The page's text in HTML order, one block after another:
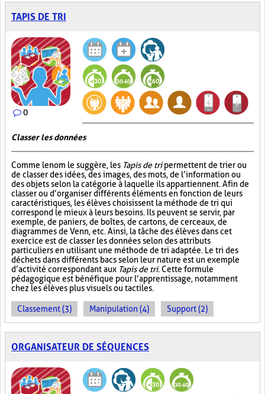
TAPIS DE TRI
0
Classer les données
Comme le nom le suggère, les Tapis de tripermettent de trier ou
de classer des idées, des images, des mots, de l’information ou
des objets selon la catégorie à laquelle ils appartiennent. Afin de
classer ou d’organiser différents éléments en fonction de leurs
caractéristiques, les élèves choisissent la méthode de tri qui
correspond le mieux à leurs besoins. Ils peuvent se servir, par
exemple, de paniers, de boîtes, de cartons, de cerceaux, de
diagrammes de Venn, etc. Ainsi, la tâche des élèves dans cet
exercice est de classer les données selon des attributs
particuliers en utilisant une méthode de tri adaptée. Le tri des
déchets dans différents bacs selon leur nature est un exemple
d’activité correspondant aux Tapis de tri. Cette formule
pédagogique est bénéfique pour l’apprentissage, notamment
chez les élèves plus visuels ou tactiles.
Classement (3) Manipulation (4) Support (2)
ORGANISATEUR DE SÉQUENCES